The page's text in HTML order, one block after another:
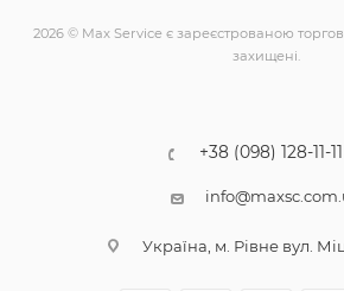
2026 © Max Service є зареєстрованою
захищені.
+38 (098) 128-11-11
Українa, м. Рівне вул.